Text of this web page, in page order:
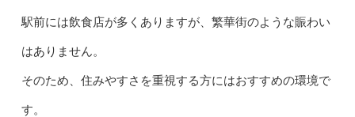
駅前には飲食店が多くありますが、繁華街のような賑わい
はありません。
そのため、住みやすさを重視する方にはおすすめの環境で
す。